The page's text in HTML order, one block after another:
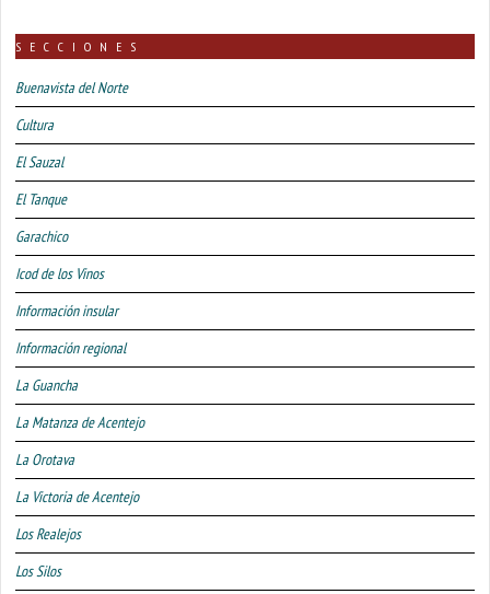
SECCIONES
Buenavista del Norte
Cultura
El Sauzal
El Tanque
Garachico
Icod de los Vinos
Información insular
Información regional
La Guancha
La Matanza de Acentejo
La Orotava
La Victoria de Acentejo
Los Realejos
Los Silos